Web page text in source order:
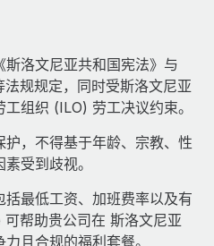
的专家帮助
洛文尼亚共和国宪法》与
法规规定，同时受斯洛文尼亚
组织 (ILO) 劳工决议约束。
，不得基于年龄、宗教、性
受到歧视。
最低工资、加班费率以及有
帮助贵公司在 斯洛文尼亚
且合规的福利套餐。